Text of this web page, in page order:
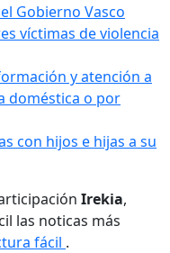
Gobierno Vasco
víctimas de violencia
y atención a
doméstica o por
con hijos e hijas a su
Irekia,
las noticas más
fácil .